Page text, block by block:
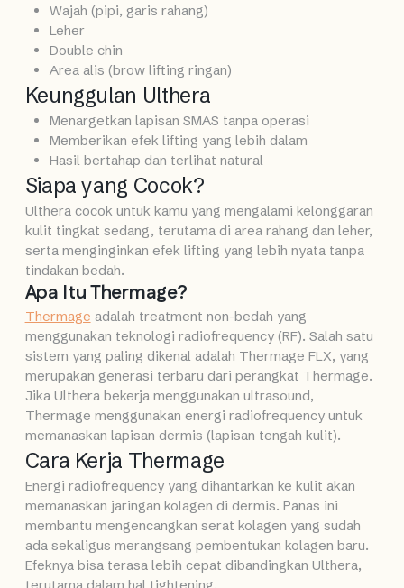
Wajah (pipi, garis rahang)
Leher
Double chin
Area alis (brow lifting ringan)
Keunggulan Ulthera
Menargetkan lapisan SMAS tanpa operasi
Memberikan efek lifting yang lebih dalam
Hasil bertahap dan terlihat natural
Siapa yang Cocok?
Ulthera cocok untuk kamu yang mengalami kelonggaran
kulit tingkat sedang, terutama di area rahang dan leher,
serta menginginkan efek lifting yang lebih nyata tanpa
tindakan bedah.
Apa Itu Thermage?
Thermage adalah treatment non-bedah yang
menggunakan teknologi radiofrequency (RF). Salah satu
sistem yang paling dikenal adalah Thermage FLX, yang
merupakan generasi terbaru dari perangkat Thermage.
Jika Ulthera bekerja menggunakan ultrasound,
Thermage menggunakan energi radiofrequency untuk
memanaskan lapisan dermis (lapisan tengah kulit).
Cara Kerja Thermage
Energi radiofrequency yang dihantarkan ke kulit akan
memanaskan jaringan kolagen di dermis. Panas ini
membantu mengencangkan serat kolagen yang sudah
ada sekaligus merangsang pembentukan kolagen baru.
Efeknya bisa terasa lebih cepat dibandingkan Ulthera,
terutama dalam hal tightening.